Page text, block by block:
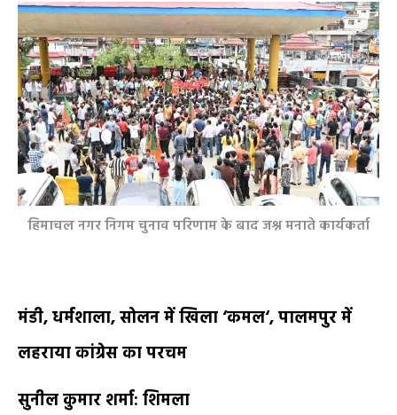
हिमाचल नगर निगम चुनाव परिणाम के बाद जश्न मनाते कार्यकर्ता
मंडी,धर्मशाला,सोलन में खिला‘कमल‘,पालमपुर में
लहराया कांग्रेस का परचम
सुनील कुमार शर्मा: शिमला